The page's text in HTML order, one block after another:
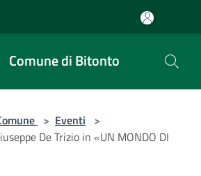
Comune di Bitonto
> Eventi >
De Trizio in «UN MONDO DI